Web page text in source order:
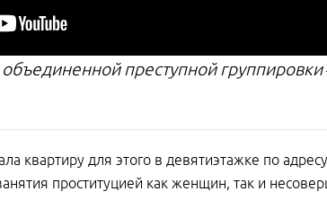
преступной
квартиру для этого в девятиэтажке по
проституцией как женщин, так и